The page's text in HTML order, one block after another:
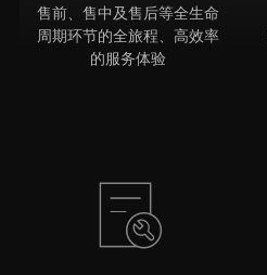
售前、售中及售后等全生命
周期环节的全旅程、高效率
的服务体验